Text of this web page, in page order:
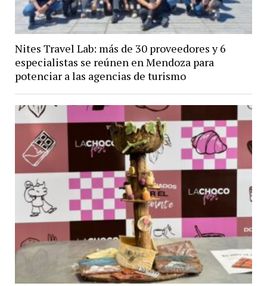
Nites Travel Lab: más de 30 proveedores y 6
especialistas se reúnen en Mendoza para
potenciar a las agencias de turismo